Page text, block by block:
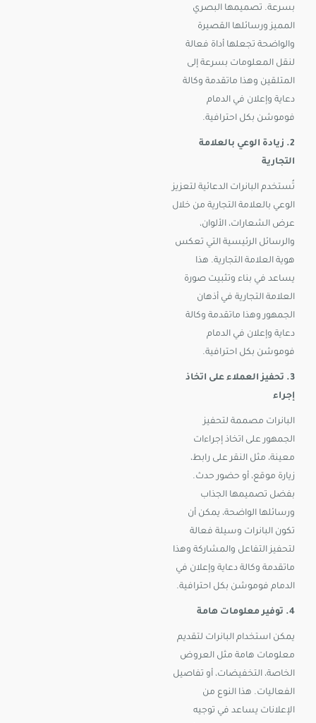
بسرعة. تصميمها البصري
المميز ورسائلها القصيرة
والواضحة تجعلها أداة فعالة
لنقل المعلومات بسرعة إلى
المتلقين وهذا ماتقدمة وكالة
دعاية وإعلان في الدمام
فوموشن بكل احترافية.
2. زيادة الوعي بالعلامة
التجارية
تُستخدم البانرات الدعائية لتعزيز
الوعي بالعلامة التجارية من خلال
عرض الشعارات، الألوان،
والرسائل الرئيسية التي تعكس
هوية العلامة التجارية. هذا
يساعد في بناء وتثبيت صورة
العلامة التجارية في أذهان
الجمهور وهذا ماتقدمة وكالة
دعاية وإعلان في الدمام
فوموشن بكل احترافية.
3. تحفيز العملاء على اتخاذ
إجراء
البانرات مصممة لتحفيز
الجمهور على اتخاذ إجراءات
معينة، مثل النقر على رابط،
زيارة موقع، أو حضور حدث.
بفضل تصميمها الجذاب
ورسائلها الواضحة، يمكن أن
تكون البانرات وسيلة فعالة
لتحفيز التفاعل والمشاركة وهذا
ماتقدمة وكالة دعاية وإعلان في
الدمام فوموشن بكل احترافية.
4. توفير معلومات هامة
يمكن استخدام البانرات لتقديم
معلومات هامة مثل العروض
الخاصة، التخفيضات، أو تفاصيل
الفعاليات. هذا النوع من
الإعلانات يساعد في توجيه